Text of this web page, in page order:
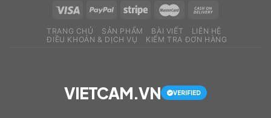
TRANG CHỦ SẢN PHẨM BÀI VIẾT
LIÊN HỆ
ĐIỀU KHOẢN & DỊCH VỤ
KIỂM TRA ĐƠN HÀNG
VIETCAM.VN VERIFIED